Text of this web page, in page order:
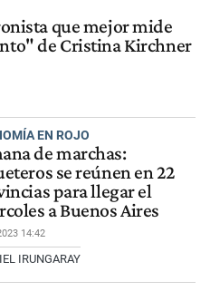
que mejor mide
de Cristina Kirchner
EN ROJO
de marchas:
se reúnen en 22
para llegar el
a Buenos Aires
14:42
IRUNGARAY